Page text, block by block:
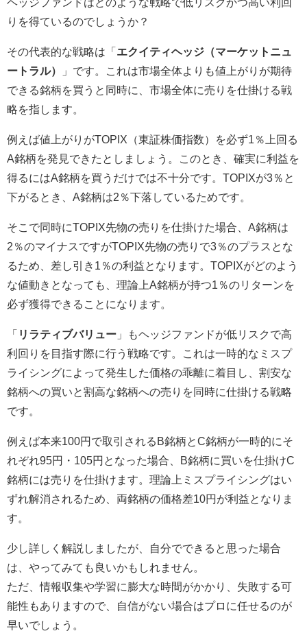
りを得ているのでしょうか？
その代表的な戦略は「 エクイティヘッジ（マーケットニュ
ートラル）
」です。これは市場全体よりも値上がりが期待
できる銘柄を買うと同時に、市場全体に売りを仕掛ける戦
略を指します。
例えば値上がりがTOPIX（東証株価指数）を必ず1％上回る
A銘柄を発見できたとしましょう。このとき、確実に利益を
得るにはA銘柄を買うだけでは不十分です。TOPIXが3％と
下がるとき、A銘柄は2％下落しているためです。
そこで同時にTOPIX先物の売りを仕掛けた場合、A銘柄は
2％のマイナスですがTOPIX先物の売りで3％のプラスとな
るため、差し引き1％の利益となります。TOPIXがどのよう
な値動きとなっても、理論上A銘柄が持つ1％のリターンを
必ず獲得できることになります。
「 リラティブバリュー 」もヘッジファンドが低リスクで高
利回りを目指す際に行う戦略です。これは一時的なミスプ
ライシングによって発生した価格の乖離に着目し、割安な
銘柄への買いと割高な銘柄への売りを同時に仕掛ける戦略
です。
例えば本来100円で取引されるB銘柄とC銘柄が一時的にそ
れぞれ95円・105円となった場合、B銘柄に買いを仕掛けC
銘柄には売りを仕掛けます。理論上ミスプライシングはい
ずれ解消されるため、両銘柄の価格差10円が利益となりま
す。
少し詳しく解説しましたが、自分でできると思った場合
は、やってみても良いかもしれません。
ただ、情報収集や学習に膨大な時間がかかり、失敗する可
能性もありますので、自信がない場合はプロに任せるのが
早いでしょう。